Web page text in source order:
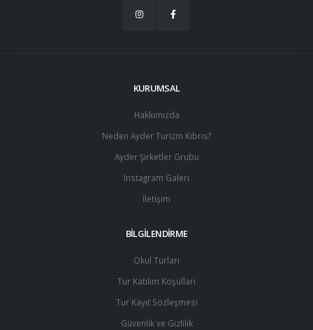
KURUMSAL
Hakkımızda
Neden Ayder Turizm Kıbrıs?
Ayder Şirketler Grubu
Instagram Galeri
İletişim
BİLGİLENDİRME
Okul Turları
Tur Katılım Koşulları
Tur Kayıt Sözleşmesi
Güvenlik ve Gizlilik